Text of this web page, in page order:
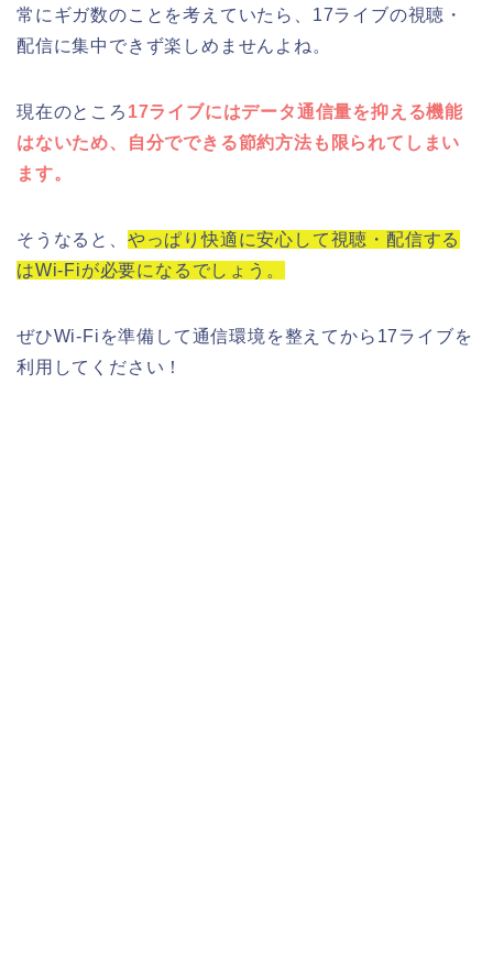
常にギガ数のことを考えていたら、17ライブの視聴・
配信に集中できず楽しめませんよね。
現在のところ 17ライブにはデータ通信量を抑える機能
はないため、自分でできる節約方法も限られてしまい
ます。
そうなると、 やっぱり快適に安心して視聴・配信する
はWi-Fiが必要になるでしょう。
ぜひWi-Fiを準備して通信環境を整えてから17ライブを
利用してください！